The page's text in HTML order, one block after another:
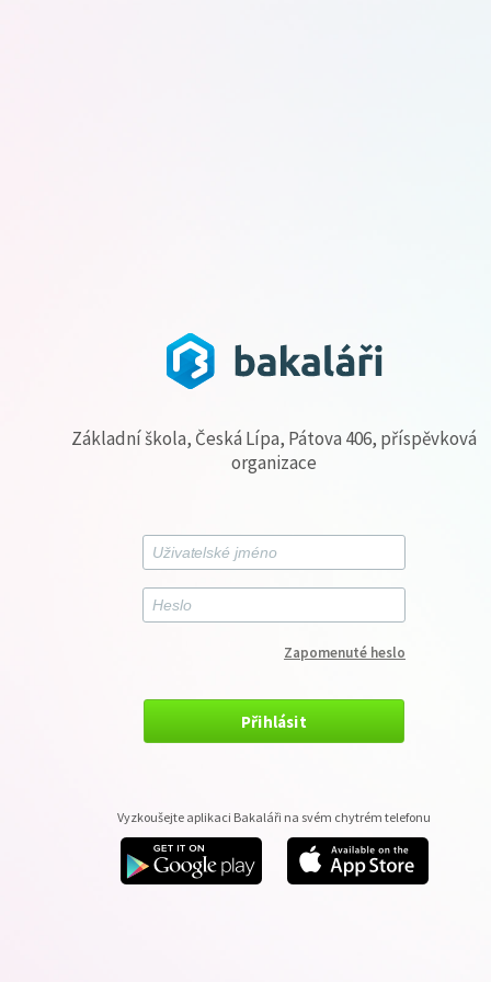
Základní škola, Česká Lípa, Pátova 406, příspěvková
organizace
Zapomenuté heslo
Přihlásit
Vyzkoušejte aplikaci Bakaláři na svém chytrém telefonu